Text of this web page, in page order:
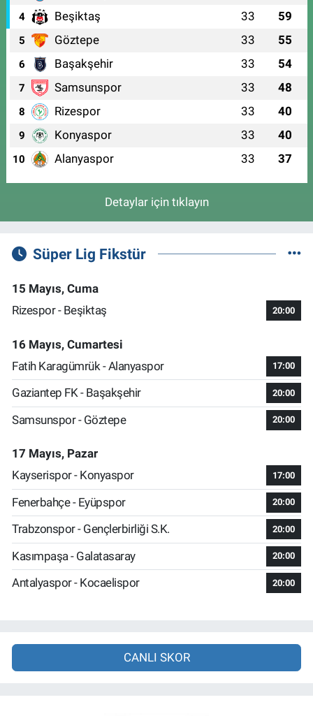
4 Beşiktaş 33 59
5 Göztepe 33 55
6 Başakşehir 33 54
7 Samsunspor 33 48
8 Rizespor 33 40
9 Konyaspor 33 40
10 Alanyaspor 33 37
Detaylar için tıklayın
Süper Lig Fikstür
15 Mayıs, Cuma
Rizespor - Beşiktaş
20:00
16 Mayıs, Cumartesi
Fatih Karagümrük - Alanyaspor
17:00
Gaziantep FK - Başakşehir 20:00
Samsunspor - Göztepe 20:00
17 Mayıs, Pazar
Kayserispor - Konyaspor
17:00
Fenerbahçe - Eyüpspor 20:00
Trabzonspor - Gençlerbirliği S.K. 20:00
Kasımpaşa - Galatasaray 20:00
Antalyaspor - Kocaelispor 20:00
CANLI SKOR